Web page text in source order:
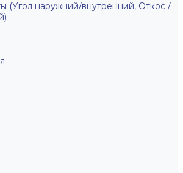
(Угол наружний/внутренний, Откос /